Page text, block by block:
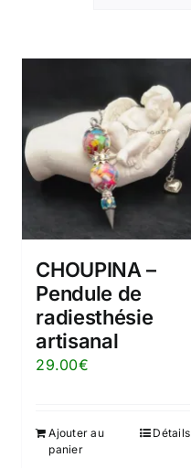
CHOUPINA –
Pendule de
radiesthésie
artisanal
29.00€
Ajouter au
panier
Détails